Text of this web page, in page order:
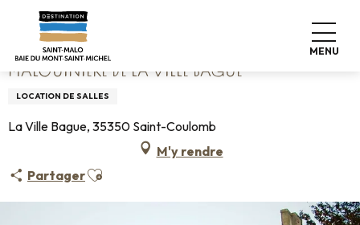
contenu
principal
MENU
Accueil Malouinière de la Ville Bague
MALOUINIÈRE DE LA VILLE BAGUE
LOCATION DE SALLES
La Ville Bague, 35350 Saint-Coulomb
M'y rendre
PartagerAjouter aux favoris